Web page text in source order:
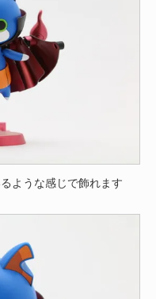
ような感じで飾れます